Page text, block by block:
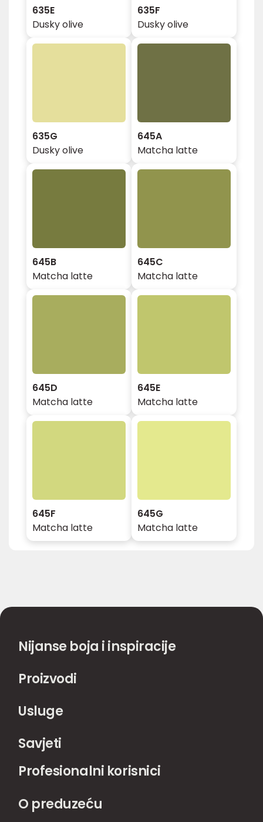
635E
Dusky olive
635F
Dusky olive
635G
Dusky olive
645A
Matcha latte
645B
Matcha latte
645C
Matcha latte
645D
Matcha latte
645E
Matcha latte
645F
Matcha latte
645G
Matcha latte
Nijanse boja i inspiracije
Proizvodi
Usluge
Savjeti
Profesionalni korisnici
O preduzeću